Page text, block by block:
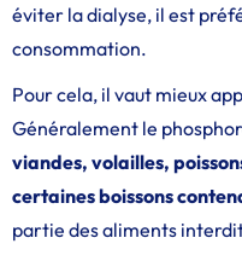
éviter la dialyse, il est
consommation.
Pour cela, il vaut mieux
Généralement le
viandes, volailles,
certaines boissons
partie des aliments